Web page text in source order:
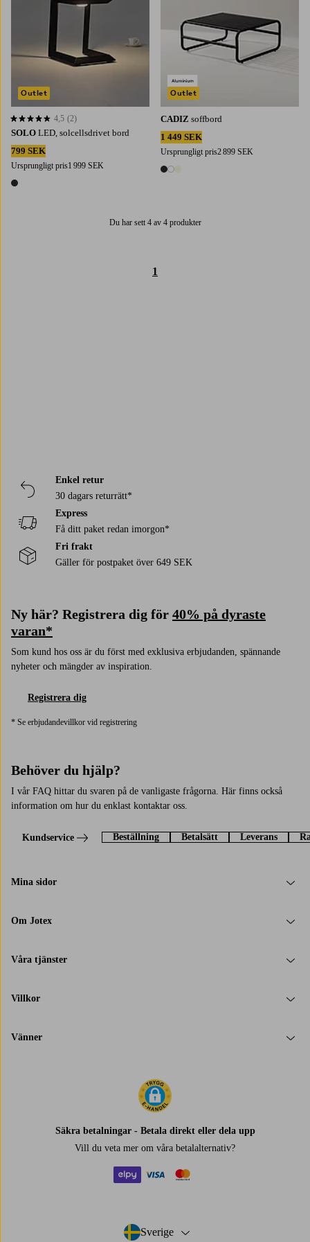
SOLO LED, solcellsdrivet bord
799 SEK
Ursprungligt pris1 999 SEK
1 färg
4,5 baserat på 2 st betyg
4,5 (2)
Outlet
CADIZ soffbord
1 449 SEK
Ursprungligt pris2 899 SEK
3 färger
Outlet
Du har sett 4 av 4 produkter
1
Enkel retur
30 dagars returrätt*
Express
Få ditt paket redan imorgon*
Fri frakt
Gäller för postpaket över 649 SEK
Ny här? Registrera dig för 40% på dyraste
varan*
Som kund hos oss är du först med exklusiva erbjudanden, spännande
nyheter och mängder av inspiration.
Registrera dig
* Se erbjudandevillkor vid registrering
Behöver du hjälp?
I vår FAQ hittar du svaren på de vanligaste frågorna. Här finns också
information om hur du enklast kontaktar oss.
Kundservice Beställning Betalsätt Leverans
Mina sidor
Om Jotex
Våra tjänster
Villkor
Vänner
Säkra betalningar - Betala direkt eller dela upp
Vill du veta mer om våra betalalternativ?
Sverige
- Välj land